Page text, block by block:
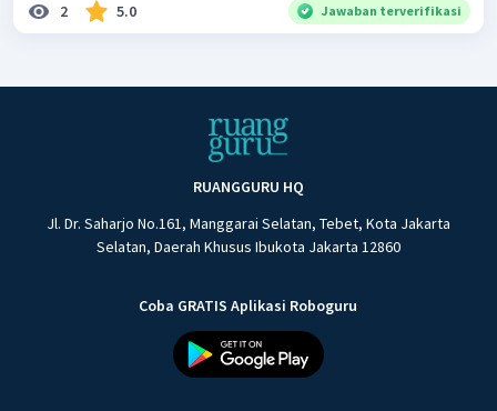
2 5.0 Jawaban terverifikasi
RUANGGURU HQ
Jl. Dr. Saharjo No.161, Manggarai Selatan, Tebet, Kota Jakarta
Selatan, Daerah Khusus Ibukota Jakarta 12860
Coba GRATIS Aplikasi Roboguru